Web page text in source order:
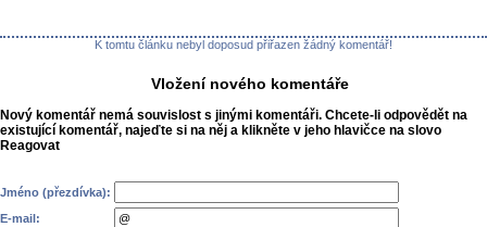
K tomtu článku nebyl doposud přiřazen žádný komentář!
Vložení nového komentáře
Nový komentář nemá souvislost s jinými komentáři. Chcete-li odpovědět na
existující komentář, najeďte si na něj a klikněte v jeho hlavičce na slovo
Reagovat
Jméno (přezdívka):
E-mail: